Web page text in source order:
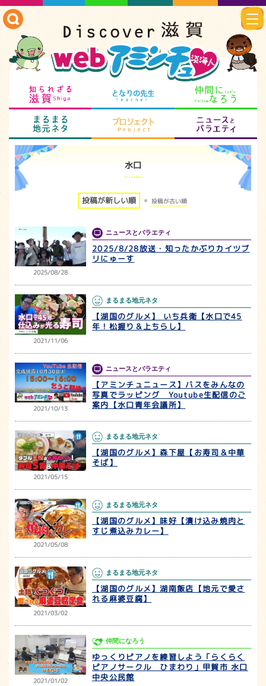
知られざる滋賀 となりの先生
まるまる地元ネタ プロジェクト
水口
投稿が新しい順 投稿が古い順
2025/08/28
ニュースとバラエティ
2025/8/28放送・知ったかぶりカイツブ
リにゅーす
2021/11/06
まるまる地元ネタ
【湖国のグルメ】 いち兵衛【水口で45
年！松握り＆上ちらし】
2021/10/13
ニュースとバラエティ
【アミンチュニュース】バスをみんなの
写真でラッピング Youtube生配信のご
案内【水口青年会議所】
2021/05/15
まるまる地元ネタ
【湖国のグルメ】森下屋【お寿司＆中華
そば】
2021/05/08
まるまる地元ネタ
【湖国のグルメ】味好【漬け込み焼肉と
すじ煮込みカレー】
2021/03/02
まるまる地元ネタ
【湖国のグルメ】湖南飯店【地元で愛さ
れる麻婆豆腐】
2021/01/02
仲間になろう
ゆっくりピアノを練習しよう「らくらく
ピアノサークル ひまわり」甲賀市 水口
中央公民館